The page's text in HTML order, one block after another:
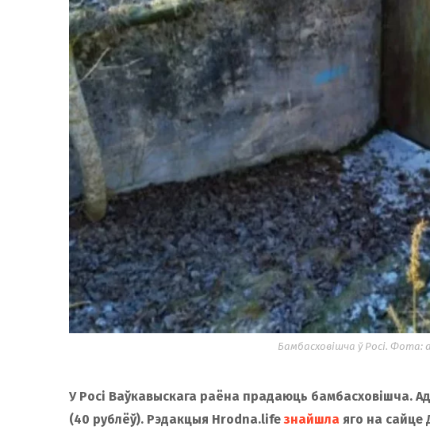
Бамбасховішча ў Росі. Фота:
У Росі Ваўкавыскага раёна прадаюць бамбасховішча.
(40 рублёў). Рэдакцыя Hrodna.lifeзнайшла яго на сайце